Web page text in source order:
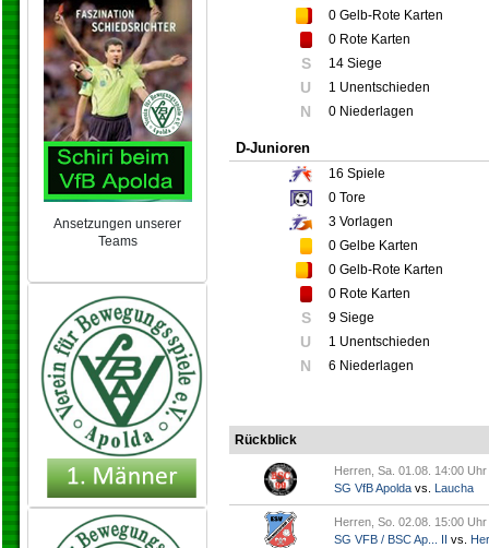
Ansetzungen unserer
Teams
0 Gelb-Rote Karten
0 Rote Karten
S 14 Siege
U 1 Unentschieden
N 0 Niederlagen
D-Junioren
16 Spiele
0 Tore
3 Vorlagen
0 Gelbe Karten
0 Gelb-Rote Karten
0 Rote Karten
S 9 Siege
U 1 Unentschieden
N 6 Niederlagen
Rückblick
Herren, Sa. 01.08. 14:00 Uhr
SG VfB Apolda vs. Laucha
Herren, So. 02.08. 15:00 Uhr
SG VFB / BSC Ap... II vs.